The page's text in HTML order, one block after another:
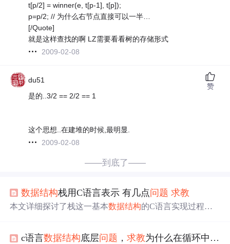
t[p/2] = winner(e, t[p-1], t[p]);
p=p/2; // 为什么右节点直接可以一半…
[/Quote]
就是这样查找的啊 LZ需要看看树的存储形式
2009-02-08
du51
是的..3/2 == 2/2 == 1
这个思想..在建堆的时候,最明显.
2009-02-08
赞
——到底了——
数据结构栈用C语言表示 有几点问题 求教
本文详细探讨了栈这一基本数据结构的C语言实现过程。
对代码中的一些疑惑点寻求解答。
c语言数据结构底层问题 ，求教为什么在循环中会发生变异